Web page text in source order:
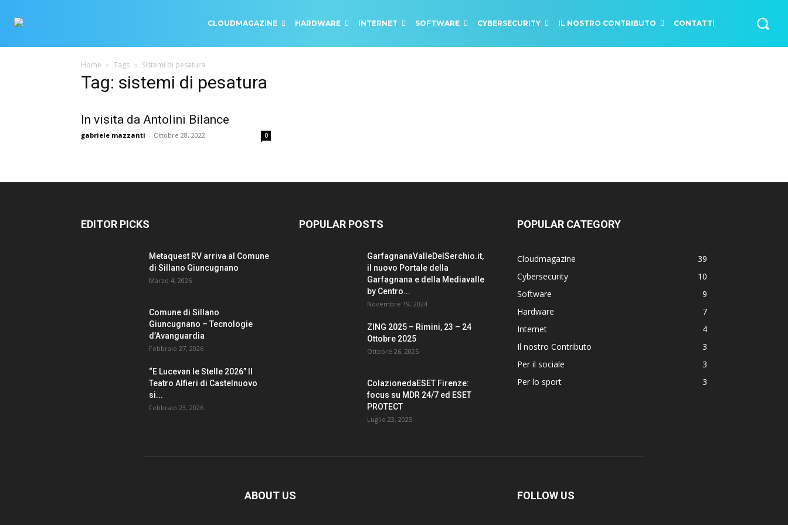
CLOUDMAGAZINE HARDWARE INTERNET SOFTWARE CYBERSECURITY IL NOSTRO CONTRIBUTO CONTATTI
Home Tags Sistemi di pesatura
Tag: sistemi di pesatura
In visita da Antolini Bilance
gabriele mazzanti - Ottobre 28, 2022 0
EDITOR PICKS
Metaquest RV arriva al Comune
di Sillano Giuncugnano
Marzo 4, 2026
Comune di Sillano
Giuncugnano – Tecnologie
d’Avanguardia
Febbraio 27, 2026
“E Lucevan le Stelle 2026” Il
Teatro Alfieri di Castelnuovo
si...
Febbraio 23, 2026
POPULAR POSTS
GarfagnanaValleDelSerchio.it,
il nuovo Portale della
Garfagnana e della Mediavalle
by Centro...
Novembre 19, 2024
ZING 2025 – Rimini, 23 – 24
Ottobre 2025
Ottobre 26, 2025
ColazionedaESET Firenze:
focus su MDR 24/7 ed ESET
PROTECT
Luglio 23, 2025
POPULAR CATEGORY
Cloudmagazine
39
Cybersecurity
10
Software
9
Hardware
7
Internet
4
Il nostro Contributo
3
Per il sociale
3
Per lo sport
3
ABOUT US FOLLOW US